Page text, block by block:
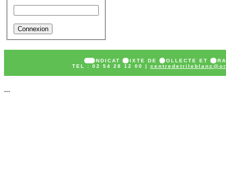
SY NDICAT MIXTE DE COLLECTE ET T
TEL : 02 54 28 12 00 |
...